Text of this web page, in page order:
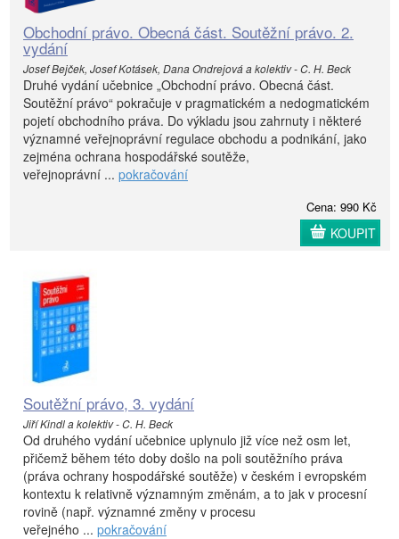
Obchodní právo. Obecná část. Soutěžní právo. 2.
vydání
Josef Bejček, Josef Kotásek, Dana Ondrejová a kolektiv - C. H. Beck
Druhé vydání učebnice „Obchodní právo. Obecná část.
Soutěžní právo“ pokračuje v pragmatickém a nedogmatickém
pojetí obchodního práva. Do výkladu jsou zahrnuty i některé
významné veřejnoprávní regulace obchodu a podnikání, jako
zejména ochrana hospodářské soutěže,
veřejnoprávní ... pokračování
Cena: 990 Kč
KOUPIT
Soutěžní právo, 3. vydání
Jiří Kindl a kolektiv - C. H. Beck
Od druhého vydání učebnice uplynulo již více než osm let,
přičemž během této doby došlo na poli soutěžního práva
(práva ochrany hospodářské soutěže) v českém i evropském
kontextu k relativně významným změnám, a to jak v procesní
rovině (např. významné změny v procesu
veřejného ... pokračování